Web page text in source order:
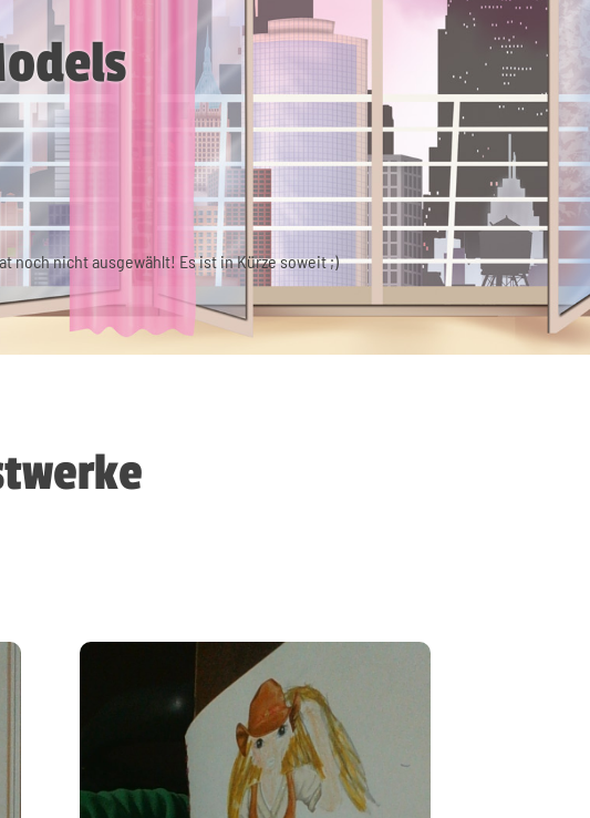
noch nicht ausgewählt! Es ist in Kürze soweit ;)